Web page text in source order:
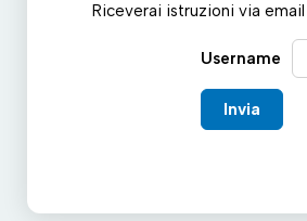
Riceverai istruzioni via
Username